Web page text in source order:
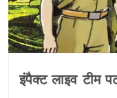
इंपैक्ट लाइव टीम